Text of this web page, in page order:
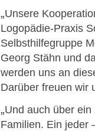
„Unsere
Logopädie-Praxis
Selbsthilfegruppe
Georg Stähn und
werden uns an
Darüber freuen wir
„Und auch über
Familien. Ein jeder